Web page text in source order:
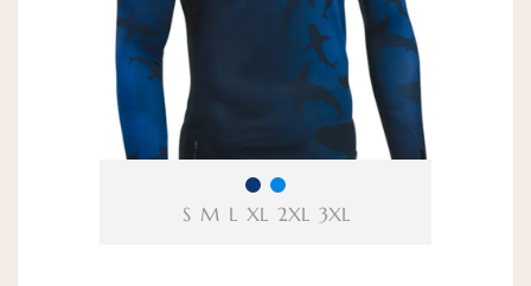
S M L XL 2XL 3XL